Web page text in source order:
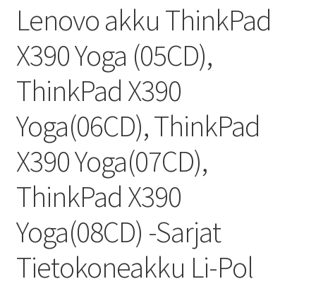
Lenovo akku ThinkPad
X390 Yoga (05CD),
ThinkPad X390
Yoga(06CD), ThinkPad
X390 Yoga(07CD),
ThinkPad X390
Yoga(08CD) -Sarjat
Tietokoneakku Li-Pol